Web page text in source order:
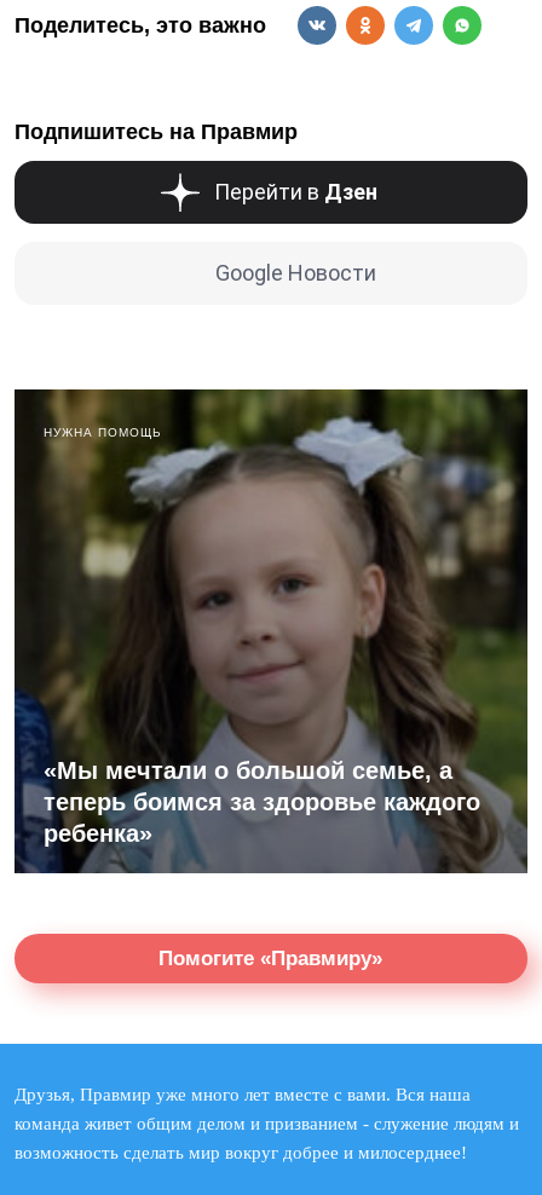
Поделитесь, это важно
Подпишитесь на Правмир
Перейти в Дзен
Google Новости
НУЖНА ПОМОЩЬ
«Мы мечтали о большой семье, а
теперь боимся за здоровье каждого
ребенка»
Помогите «Правмиру»
Друзья, Правмир уже много лет вместе с вами. Вся наша
команда живет общим делом и призванием - служение людям и
возможность сделать мир вокруг добрее и милосерднее!